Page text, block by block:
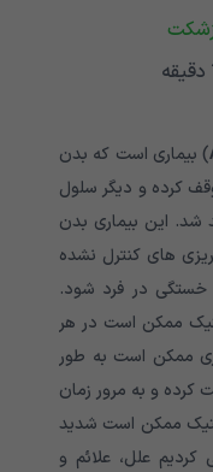
دقیقه
) بیماری است که بدن
کرده و دیگر سلول
شد. این بیماری بدن
های کنترل نشده
خستگی در فرد شود.
ممکن است در هر
ممکن است به طور
کرده و به مرور زمان
ممکن است شدید
علل، علائم و